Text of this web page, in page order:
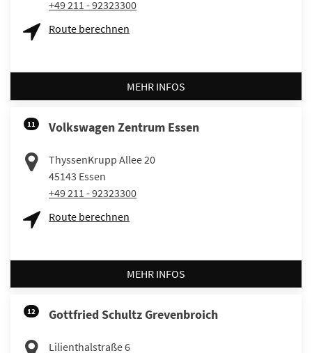
+49 211 - 92323300
Route berechnen
MEHR INFOS
11 Volkswagen Zentrum Essen
ThyssenKrupp Allee 20
45143 Essen
+49 211 - 92323300
Route berechnen
MEHR INFOS
12 Gottfried Schultz Grevenbroich
Lilienthalstraße 6